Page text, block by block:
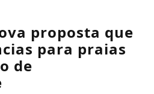
proposta que
para praias
de